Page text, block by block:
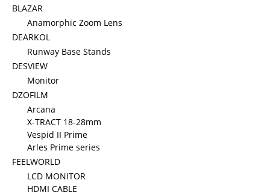
BLAZAR
Anamorphic Zoom Lens
DEARKOL
Runway Base Stands
DESVIEW
Monitor
DZOFILM
Arcana
X-TRACT 18-28mm
Vespid II Prime
Arles Prime series
FEELWORLD
LCD MONITOR
HDMI CABLE